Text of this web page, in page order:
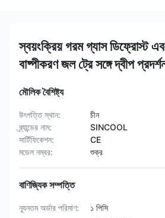
স্বয়ংক্রিয় গরম গ্যাস ডিফ্রোস্ট
বাষ্পীকরণ জল ট্রে সঙ্গে দ্বীপ
মৌলিক বৈশিষ্ট্য
উৎপত্তি স্থান:
চীন
ব্র্যান্ডের নাম:
SINCOOL
সার্টিফিকেশন:
CE
মডেল নম্বর:
শুক্র
বাণিজ্যিক সম্পত্তি
ন্যূনতম অর্ডার পরিমাণ:
১ পিসি